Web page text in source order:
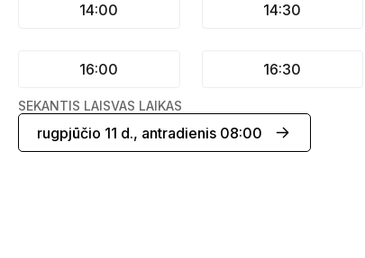
14:00 14:30
16:00 16:30
SEKANTIS LAISVAS LAIKAS
rugpjūčio 11 d., antradienis 08:00